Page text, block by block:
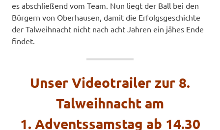
es abschließend vom Team. Nun liegt der Ball bei den
Bürgern von Oberhausen, damit die Erfolgsgeschichte
der Talweihnacht nicht nach acht Jahren ein jähes Ende
findet.
Unser Videotrailer zur 8.
Talweihnacht am
1. Adventssamstag ab 14.30